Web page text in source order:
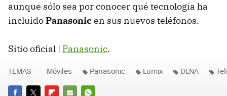
aunque sólo sea por conocer qué tecnología ha
incluidoPanasonic en sus nuevos teléfonos.
Sitio oficial | Panasonic.
TEMAS Móviles Panasonic Lumix DLNA